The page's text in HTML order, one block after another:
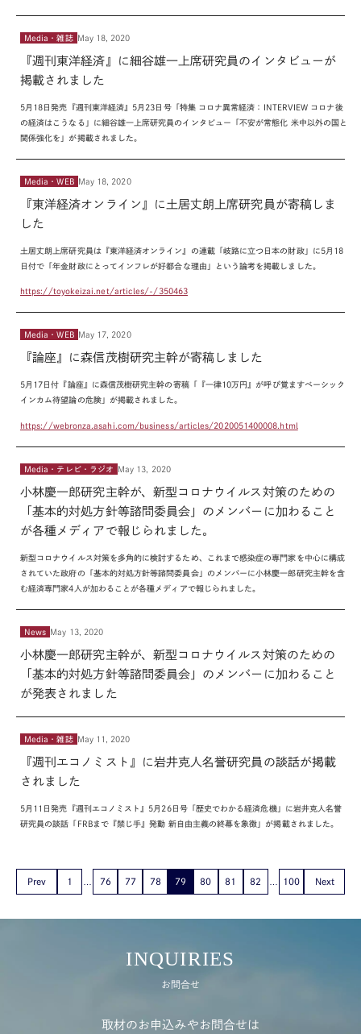
Media・雑誌 May 18, 2020
『週刊東洋経済』に細谷雄一上席研究員のインタビューが
掲載されました
5 月 18 日発売『週刊東洋経済』 5 月 23 日号「特集 コロナ異常経済： INTERVIEW コロナ後
の経済はこうなる」に細谷雄一上席研究員のインタビュー「不安が常態化 米中以外の国と
関係強化を」が掲載されました。
Media・WEB May 18, 2020
『東洋経済オンライン』に土居丈朗上席研究員が寄稿しま
した
土居丈朗上席研究員は『東洋経済オンライン』の連載「岐路に立つ日本の財政」に5月18
日付で「年金財政にとってインフレが好都合な理由」という論考を掲載しました。
https://toyokeizai.net/articles/-/350463
Media・WEB May 17, 2020
『論座』に森信茂樹研究主幹が寄稿しました
5 月 17 日付『論座』に森信茂樹研究主幹の寄稿「『一律10万円』が呼び覚ますベーシック
インカム待望論の危険」が掲載されました。
https://webronza.asahi.com/business/articles/2020051400008.html
Media・テレビ・ラジオ May 13, 2020
小林慶一郎研究主幹が、新型コロナウイルス対策のための
「基本的対処⽅針等諮問委員会」のメンバーに加わること
が各種メディアで報じられました。
新型コロナウイルス対策を多角的に検討するため、これまで感染症の専門家を中心に構成
されていた政府の「基本的対処方針等諮問委員会」のメンバーに小林慶一郎研究主幹を含
む経済専門家4 人が加わることが各種メディアで報じられました。
News May 13, 2020
小林慶一郎研究主幹が、新型コロナウイルス対策のための
「基本的対処⽅針等諮問委員会」のメンバーに加わること
が発表されました
Media・雑誌 May 11, 2020
『週刊エコノミスト』に岩井克人名誉研究員の談話が掲載
されました
5 月 11 日発売『週刊エコノミスト』 5 月 26日号「歴史でわかる経済危機」に岩井克人名誉
研究員の談話「 FRBまで『禁じ手』発動 新自由主義の終幕を象徴」が掲載されました。
Prev 1 76 77 78 79 80 81 82 100 Next
INQUIRIES
お問合せ
取材のお申込みやお問合せは